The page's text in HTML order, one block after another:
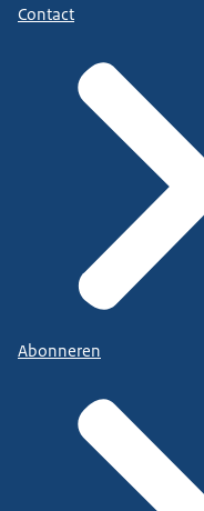
Contact
Abonneren